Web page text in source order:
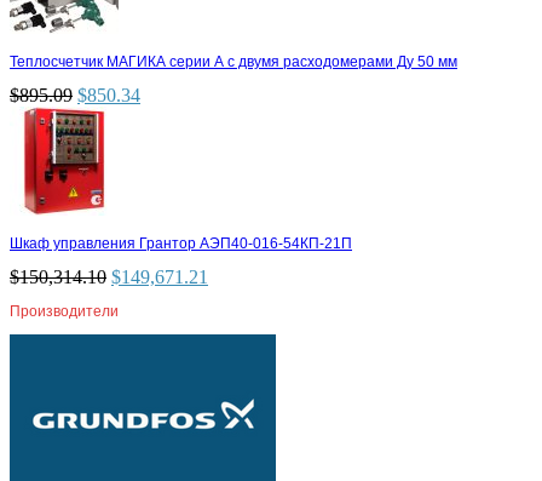
Теплосчетчик МАГИКА серии А с двумя расходомерами Ду 50 мм
$895.09 $850.34
Шкаф управления Грантор АЭП40-016-54КП-21П
$150,314.10 $149,671.21
Производители